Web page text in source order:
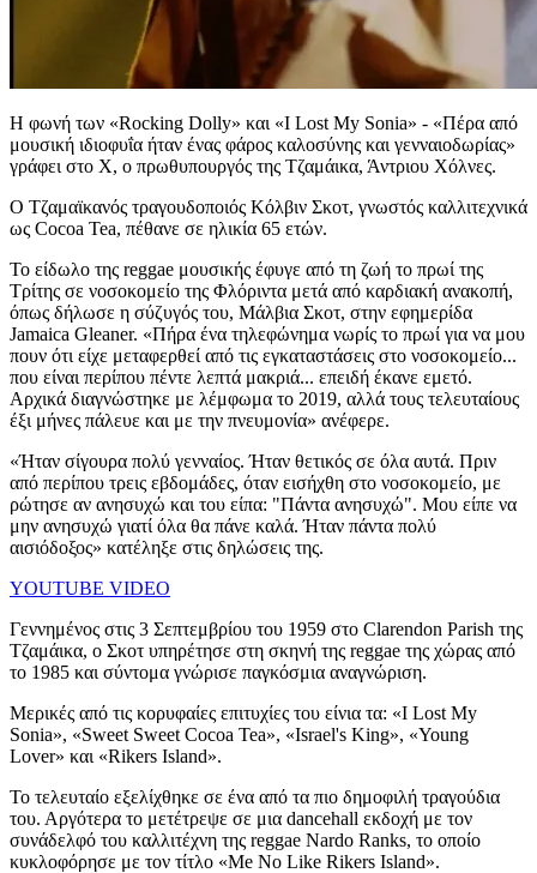
Η φωνή των «Rocking Dolly» και «I Lost My Sonia» - «Πέρα από
μουσική ιδιοφυΐα ήταν ένας φάρος καλοσύνης και γενναιοδωρίας»
γράφει στο Χ, ο πρωθυπουργός της Τζαμάικα, Άντριου Χόλνες.
Ο Τζαμαϊκανός τραγουδοποιός Κόλβιν Σκοτ, γνωστός καλλιτεχνικά
ως Cocoa Tea, πέθανε σε ηλικία 65 ετών.
Το είδωλο της reggae μουσικής έφυγε από τη ζωή το πρωί της
Τρίτης σε νοσοκομείο της Φλόριντα μετά από καρδιακή ανακοπή,
όπως δήλωσε η σύζυγός του, Μάλβια Σκοτ, στην εφημερίδα
Jamaica Gleaner. «Πήρα ένα τηλεφώνημα νωρίς το πρωί για να μου
πουν ότι είχε μεταφερθεί από τις εγκαταστάσεις στο νοσοκομείο...
που είναι περίπου πέντε λεπτά μακριά... επειδή έκανε εμετό.
Αρχικά διαγνώστηκε με λέμφωμα το 2019, αλλά τους τελευταίους
έξι μήνες πάλευε και με την πνευμονία» ανέφερε.
«Ήταν σίγουρα πολύ γενναίος. Ήταν θετικός σε όλα αυτά. Πριν
από περίπου τρεις εβδομάδες, όταν εισήχθη στο νοσοκομείο, με
ρώτησε αν ανησυχώ και του είπα: "Πάντα ανησυχώ". Μου είπε να
μην ανησυχώ γιατί όλα θα πάνε καλά. Ήταν πάντα πολύ
αισιόδοξος» κατέληξε στις δηλώσεις της.
YOUTUBE VIDEO
Γεννημένος στις 3 Σεπτεμβρίου του 1959 στο Clarendon Parish της
Τζαμάικα, ο Σκοτ υπηρέτησε στη σκηνή της reggae της χώρας από
το 1985 και σύντομα γνώρισε παγκόσμια αναγνώριση.
Μερικές από τις κορυφαίες επιτυχίες του είνια τα: «I Lost My
Sonia», «Sweet Sweet Cocoa Tea», «Israel's King», «Young
Lover» και «Rikers Island».
Το τελευταίο εξελίχθηκε σε ένα από τα πιο δημοφιλή τραγούδια
του. Αργότερα το μετέτρεψε σε μια dancehall εκδοχή με τον
συνάδελφό του καλλιτέχνη της reggae Nardo Ranks, το οποίο
κυκλοφόρησε με τον τίτλο «Me No Like Rikers Island».